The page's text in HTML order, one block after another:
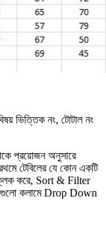
ভিত্তিক নং, টোটাল নং
প্রয়োজন অনুসারে
টেবিলের যে কোন একটি
করে, Sort & Filter
কলামে Drop Down